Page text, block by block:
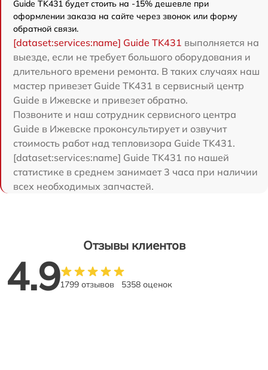
Guide TK431 будет стоить на -15% дешевле при
оформлении заказа на сайте через звонок или форму
обратной связи.
[dataset:services:name] Guide TK431 выполняется на
выезде, если не требует большого оборудования и
длительного времени ремонта. В таких случаях наш
мастер привезет Guide TK431 в сервисный центр
Guide в Ижевске и привезет обратно.
Позвоните и наш сотрудник сервисного центра
Guide в Ижевске проконсультирует и озвучит
стоимость работ над тепловизора Guide TK431.
[dataset:services:name] Guide TK431 по нашей
статистике в среднем занимает 3 часа при наличии
всех необходимых запчастей.
Отзывы клиентов
4.91799 отзывов 5358 оценок